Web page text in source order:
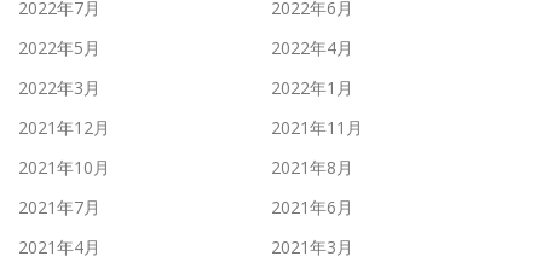
2022年7月
2022年6月
2022年5月
2022年4月
2022年3月
2022年1月
2021年12月
2021年11月
2021年10月
2021年8月
2021年7月
2021年6月
2021年4月
2021年3月